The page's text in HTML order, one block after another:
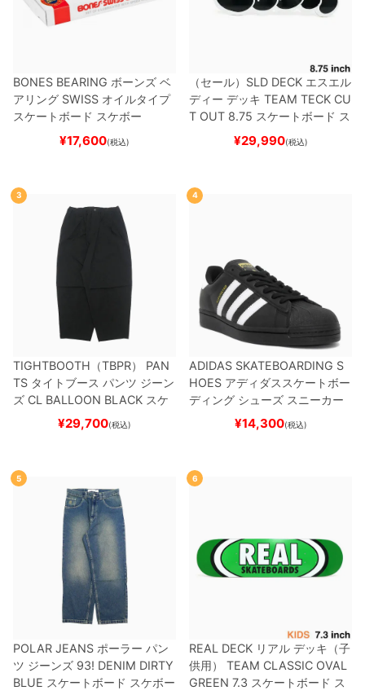
BONES BEARING ボーンズ ベ
アリング SWISS オイルタイプ
スケートボード スケボー
¥17,600(税込)
（セール） SLD DECK エスエル
ディー デッキ TEAM TECK CU
T OUT 8.75 スケートボード ス
¥29,990(税込)
3
TIGHTBOOTH（TBPR） PAN
TS タイトブース パンツ ジーン
ズ CL BALLOON BLACK スケ
ートボード スケボー
¥29,700(税込)
4
ADIDAS SKATEBOARDING S
HOES アディダススケートボー
ディング シューズ スニーカー
スーパースターSUPERSTAR A
BLACK/WHITE/WHITE
ー
¥14,300(税込)
5
POLAR JEANS ポーラー パン
ツ ジーンズ 93! DENIM DIRTY
BLUE スケートボード スケボー
6
REAL DECK リアル デッキ（子
供用）
TEAM CLASSIC OVAL
GREEN 7.3 スケートボード ス